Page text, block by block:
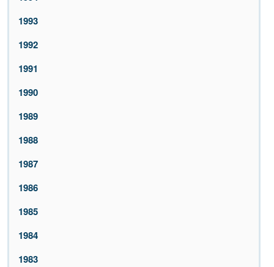
1993
1992
1991
1990
1989
1988
1987
1986
1985
1984
1983